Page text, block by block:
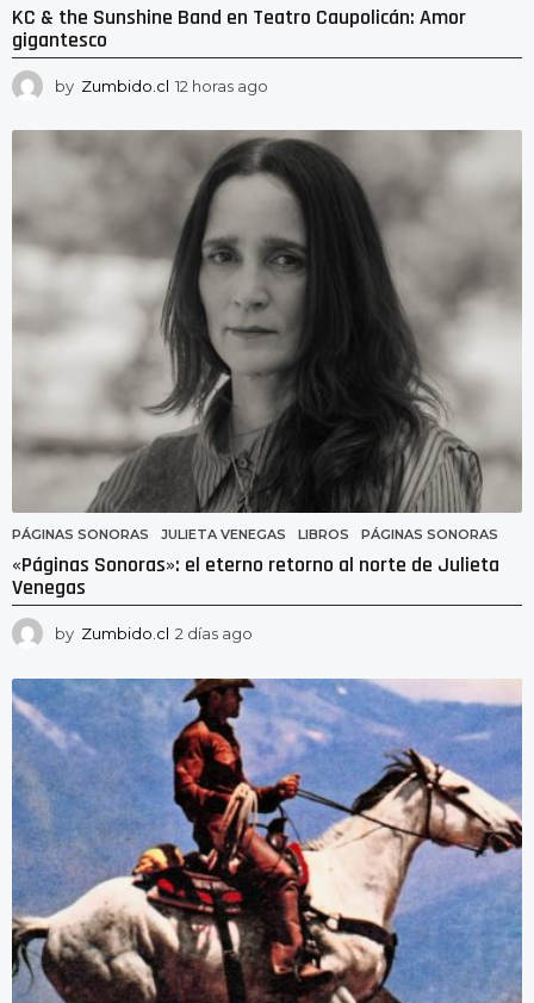
KC & the Sunshine Band en Teatro Caupolicán: Amor
gigantesco
by Zumbido.cl 12 horas ago
h
o
r
a
g
o
PÁGINAS SONORAS JULIETA VENEGAS ,LIBROS ,PÁGINAS SONORAS
«Páginas Sonoras»: el eterno retorno al norte de Julieta
Venegas
by Zumbido.cl 2 días ago
í
a
g
o